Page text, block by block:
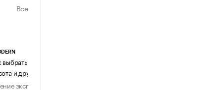
Все
выбрать журнальный столик:
и другие ключевые параметры
эксперта